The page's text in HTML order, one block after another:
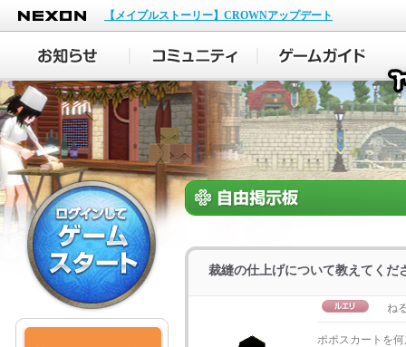
NEXON
【メイプルストーリー】CROWNアップデート
裁縫の仕上げについて教えてくだ
ね
ポポスカートを